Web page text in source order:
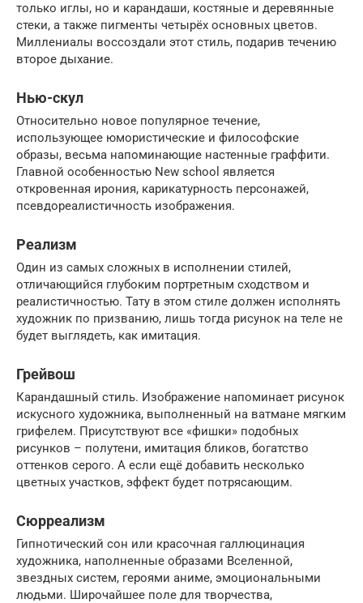
только иглы, но и карандаши, костяные и деревянные
стеки, а также пигменты четырёх основных цветов.
Миллениалы воссоздали этот стиль, подарив течению
второе дыхание.
Нью-скул
Относительно новое популярное течение,
использующее юмористические и философские
образы, весьма напоминающие настенные граффити.
Главной особенностью New school является
откровенная ирония, карикатурность персонажей,
псевдореалистичность изображения.
Реализм
Один из самых сложных в исполнении стилей,
отличающийся глубоким портретным сходством и
реалистичностью. Тату в этом стиле должен исполнять
художник по призванию, лишь тогда рисунок на теле не
будет выглядеть, как имитация.
Грейвош
Карандашный стиль. Изображение напоминает рисунок
искусного художника, выполненный на ватмане мягким
грифелем. Присутствуют все «фишки» подобных
рисунков – полутени, имитация бликов, богатство
оттенков серого. А если ещё добавить несколько
цветных участков, эффект будет потрясающим.
Сюрреализм
Гипнотический сон или красочная галлюцинация
художника, наполненные образами Вселенной,
звездных систем, героями аниме, эмоциональными
людьми. Широчайшее поле для творчества,